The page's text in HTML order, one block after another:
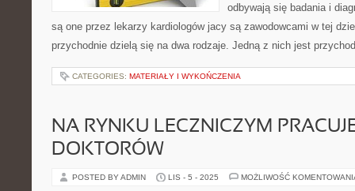
odbywają się badania i
są one przez lekarzy kardiologów jacy są zawodowcami w tej
przychodnie dzielą się na dwa rodzaje. Jedną z nich jest
CATEGORIES: MATERIAŁY I WYKOŃCZENIA
NA RYNKU LECZNICZYM
DOKTORÓW
POSTED BY ADMIN LIS - 5 - 2025 MOŻLIWOŚĆ